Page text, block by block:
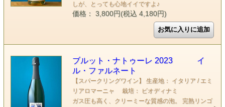
しが、とっても心地イイですよ♪
価格： 3,800円(税込 4,180円)
ブルット・ナトゥーレ 2023 イ
ル・ファルネート
【スパークリングワイン】 生産地： イタリア / エミ
リアロマーニャ 栽培： ビオディナミ
ガス圧も高く、クリーミーな質感の泡。 完熟リンゴ